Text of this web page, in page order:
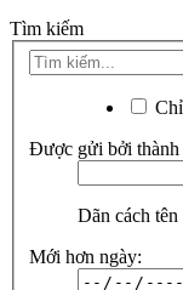
Tìm kiếm
Được gửi bởi thành
Dãn cách
Mới hơn ngày: